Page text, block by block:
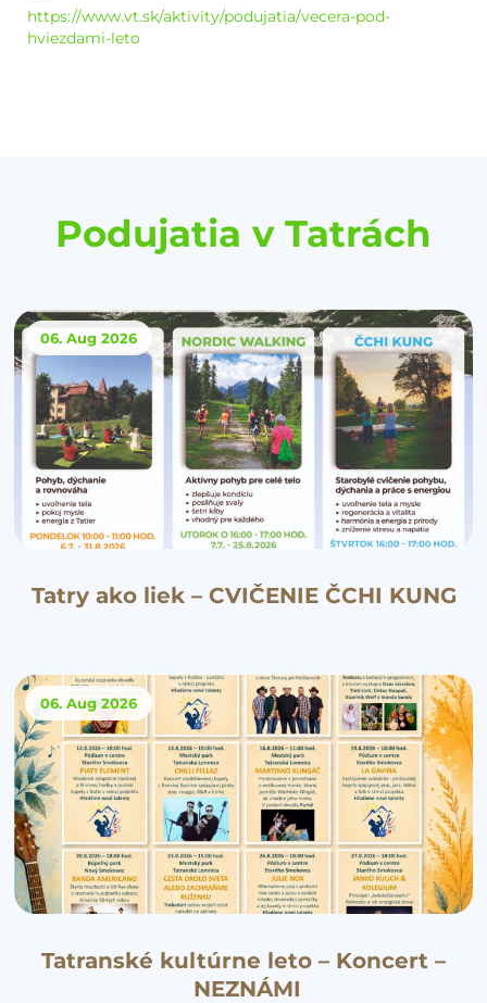
https://www.vt.sk/aktivity/podujatia/vecera-pod-
hviezdami-leto
Podujatia v Tatrách
06. Aug 2026
Tatry ako liek – CVIČENIE ČCHI KUNG
06. Aug 2026
Tatranské kultúrne leto – Koncert –
NEZNÁMI